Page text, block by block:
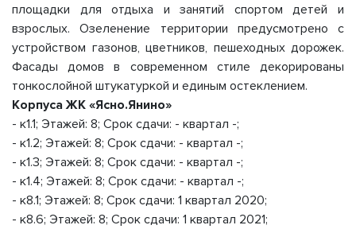
площадки для отдыха и занятий спортом детей и
взрослых. Озеленение территории предусмотрено с
устройством газонов, цветников, пешеходных дорожек.
Фасады домов в современном стиле декорированы
тонкослойной штукатуркой и единым остеклением.
Корпуса ЖК «Ясно.Янино»
- к1.1; Этажей: 8; Срок сдачи: - квартал -;
- к1.2; Этажей: 8; Срок сдачи: - квартал -;
- к1.3; Этажей: 8; Срок сдачи: - квартал -;
- к1.4; Этажей: 8; Срок сдачи: - квартал -;
- к8.1; Этажей: 8; Срок сдачи: 1 квартал 2020;
- к8.6; Этажей: 8; Срок сдачи: 1 квартал 2021;